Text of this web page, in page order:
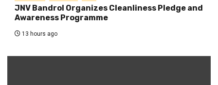
JNV Bandrol Organizes Cleanliness Pledge and
Awareness Programme
13 hours ago